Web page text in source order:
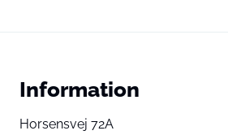
Information
Horsensvej 72A